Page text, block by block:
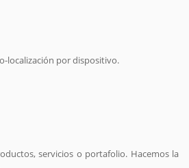
localización por dispositivo.
servicios o portafolio. Hacemos la